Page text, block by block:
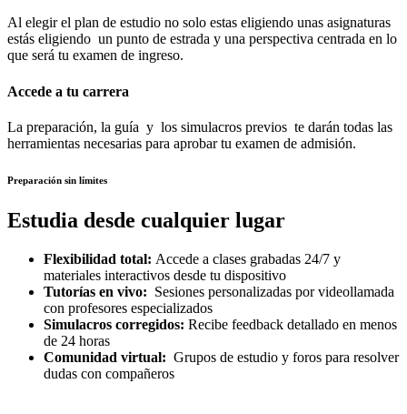
Al elegir el plan de estudio no solo estas eligiendo unas asignaturas
estás eligiendo un punto de estrada y una perspectiva centrada en lo
que será tu examen de ingreso.
Accede a tu carrera
La preparación, la guía y los simulacros previos te darán todas las
herramientas necesarias para aprobar tu examen de admisión.
Preparación sin límites
Estudia desde cualquier lugar
Flexibilidad total: Accede a clases grabadas 24/7 y
materiales interactivos desde tu dispositivo
Tutorías en vivo: Sesiones personalizadas por videollamada
con profesores especializados
Simulacros corregidos: Recibe feedback detallado en menos
de 24 horas
Comunidad virtual: Grupos de estudio y foros para resolver
dudas con compañeros